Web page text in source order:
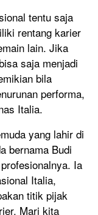
tentu saja
rentang karier
lain. Jika
saja menjadi
bila
performa,
Italia.
yang lahir di
bernama Budi
Ia
Italia,
titik pijak
Mari kita